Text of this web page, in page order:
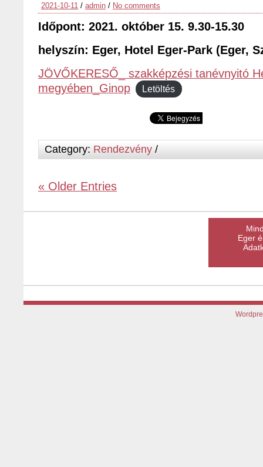
2021-10-11 / admin / No comments
Időpont: 2021. október 15. 9.30-15.30
helyszín: Eger, Hotel Eger-Park (Eger,
JÖVŐKERESŐ_ szakképzési tanévnyitó
megyében_Ginop
Letöltés
Category: Rendezvény /
« Older Entries
Eger